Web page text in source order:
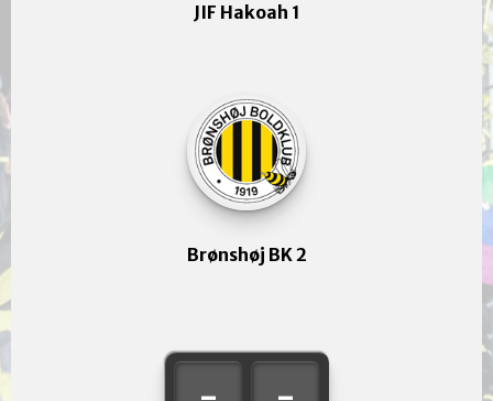
JIF Hakoah 1
Brønshøj BK 2